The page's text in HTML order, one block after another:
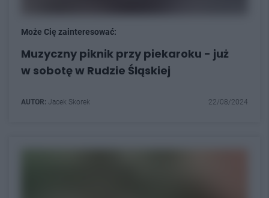
Może Cię zainteresować:
Muzyczny piknik przy piekaroku - już
w sobotę w Rudzie Śląskiej
AUTOR: Jacek Skorek 22/08/2024